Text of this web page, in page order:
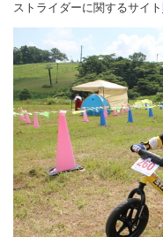
ストライダーに関するサイト